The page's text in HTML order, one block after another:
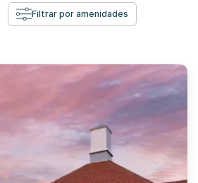
Filtrar por amenidades